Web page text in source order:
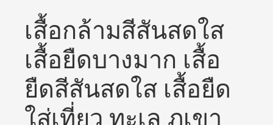
เสื้อกล้ามสีสันสดใส
เสื้อยืดบางมาก เสื้อ
ยืดสีสันสดใส เสื้อยืด
ใส่เที่ยว ทะเล ภูเขา